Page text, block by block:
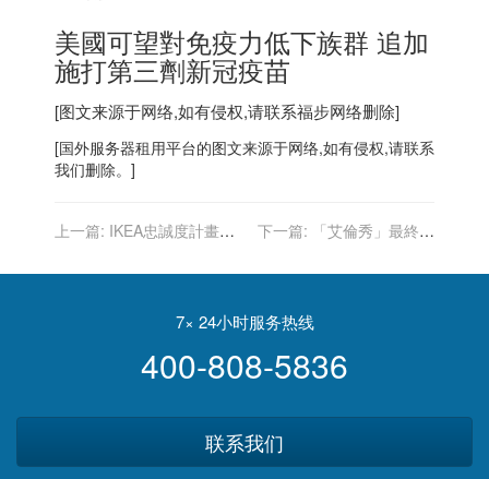
美國可望對免疫力低下族群 追加
施打第三劑新冠疫苗
[图文来源于网络,如有侵权,请联系福步网络删除]
[国外服务器租用平台的图文来源于网络,如有侵权,请联系
我们删除。]
上一篇: IKEA忠誠度計畫十
香」蠟燭
下一篇:
「艾倫秀」最終季
亮數字密碼
7× 24小时服务热线
400-808-5836
联系我们